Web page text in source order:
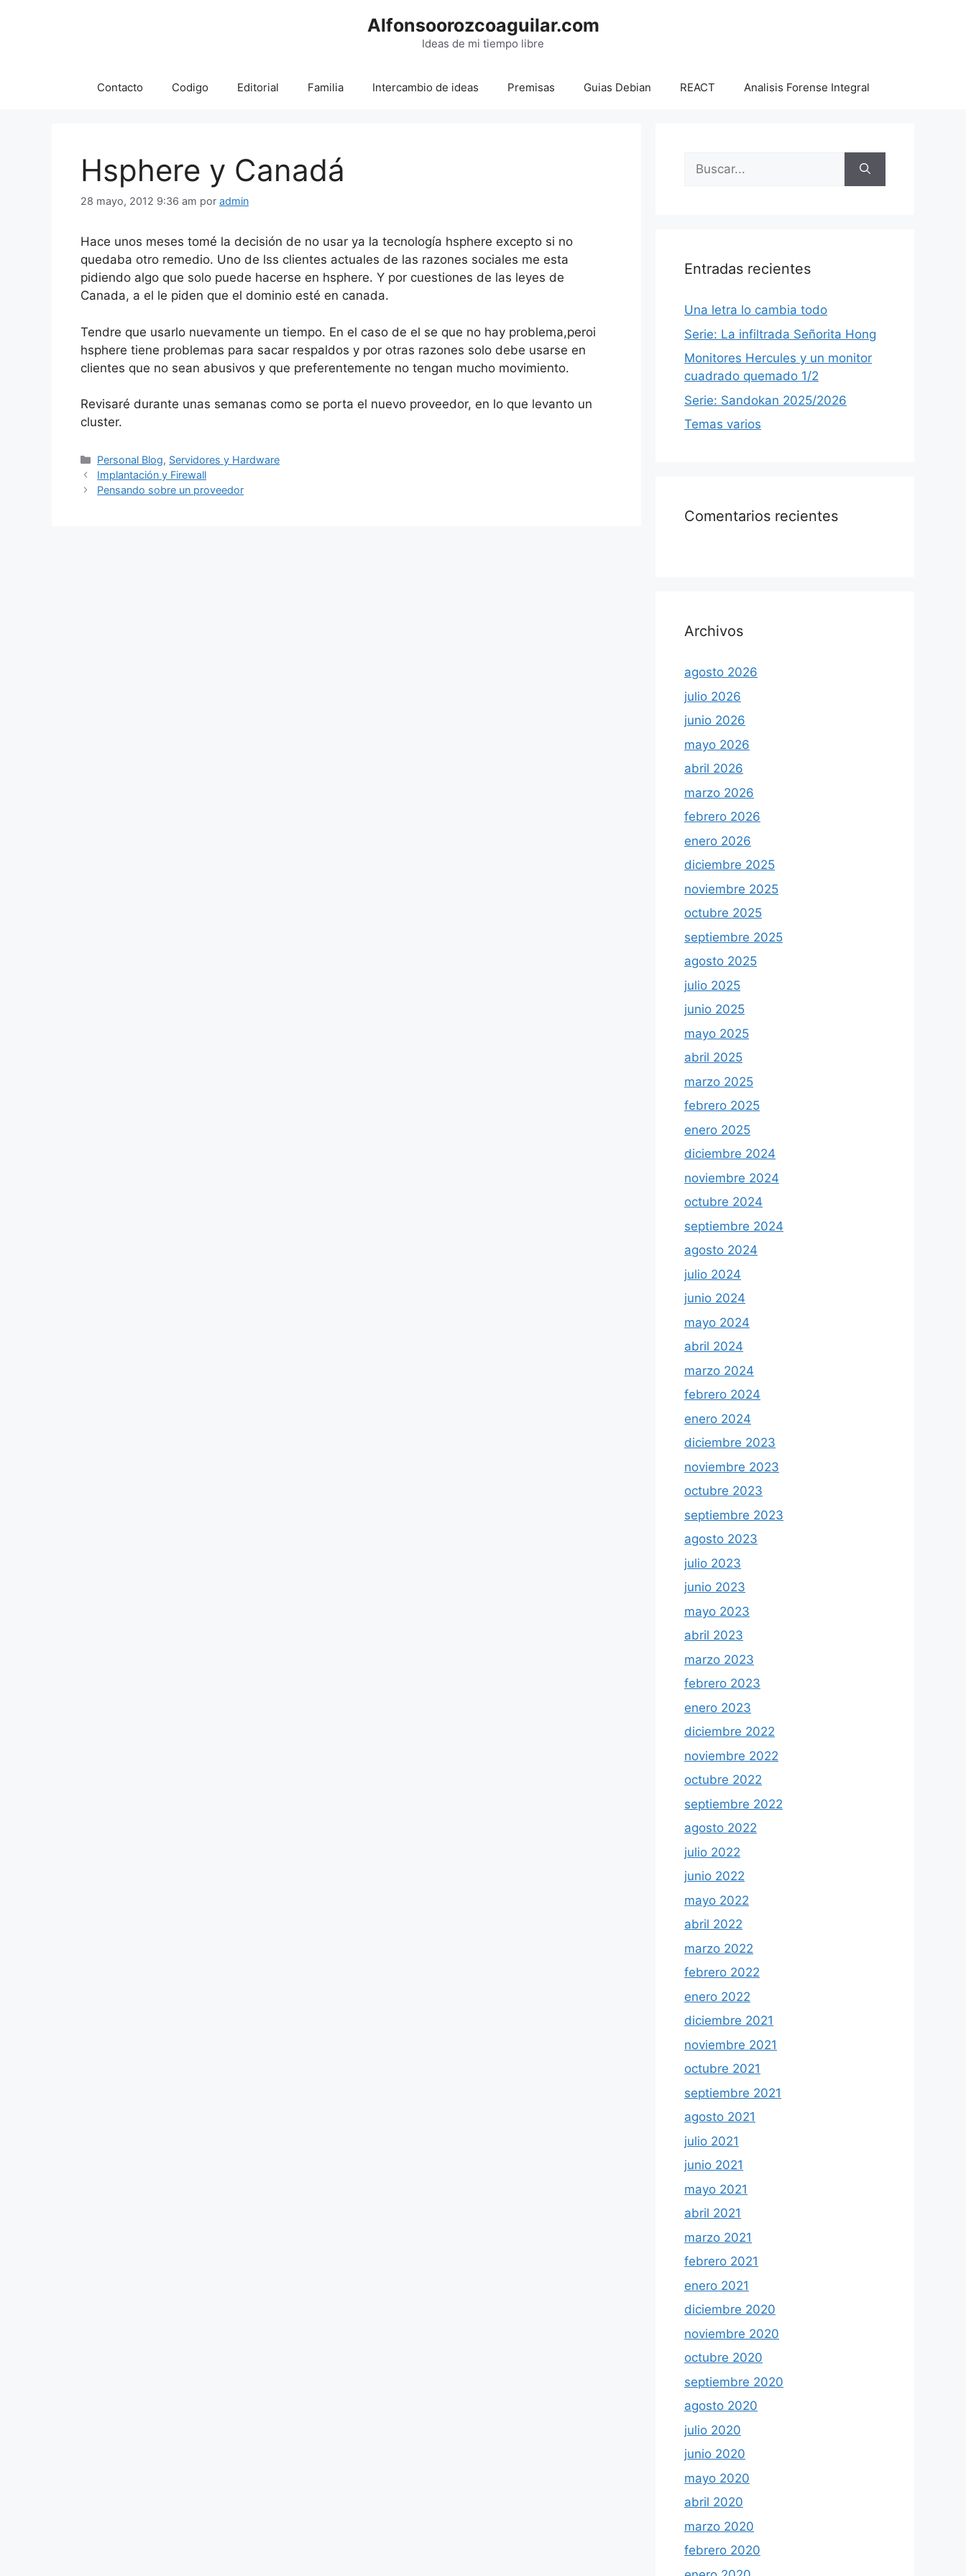
Alfonsoorozcoaguilar.com
Ideas de mi tiempo libre
Contacto Codigo Editorial Familia Intercambio de ideas Premisas Guias Debian REACT Analisis Forense Integral
Hsphere y Canadá
28 mayo, 2012 9:36 am por admin
Hace unos meses tomé la decisión de no usar ya la tecnología hsphere excepto si no
quedaba otro remedio. Uno de lss clientes actuales de las razones sociales me esta
pidiendo algo que solo puede hacerse en hsphere. Y por cuestiones de las leyes de
Canada, a el le piden que el dominio esté en canada.
Tendre que usarlo nuevamente un tiempo. En el caso de el se que no hay problema,peroi
hsphere tiene problemas para sacar respaldos y por otras razones solo debe usarse en
clientes que no sean abusivos y que preferentemente no tengan mucho movimiento.
Revisaré durante unas semanas como se porta el nuevo proveedor, en lo que levanto un
cluster.
Categorías
Personal Blog, Servidores y Hardware
Implantación y Firewall
Pensando sobre un proveedor
Buscar:
Entradas recientes
Una letra lo cambia todo
Serie: La infiltrada Señorita Hong
Monitores Hercules y un monitor
cuadrado quemado 1/2
Serie: Sandokan 2025/2026
Temas varios
Comentarios recientes
Archivos
agosto 2026
julio 2026
junio 2026
mayo 2026
abril 2026
marzo 2026
febrero 2026
enero 2026
diciembre 2025
noviembre 2025
octubre 2025
septiembre 2025
agosto 2025
julio 2025
junio 2025
mayo 2025
abril 2025
marzo 2025
febrero 2025
enero 2025
diciembre 2024
noviembre 2024
octubre 2024
septiembre 2024
agosto 2024
julio 2024
junio 2024
mayo 2024
abril 2024
marzo 2024
febrero 2024
enero 2024
diciembre 2023
noviembre 2023
octubre 2023
septiembre 2023
agosto 2023
julio 2023
junio 2023
mayo 2023
abril 2023
marzo 2023
febrero 2023
enero 2023
diciembre 2022
noviembre 2022
octubre 2022
septiembre 2022
agosto 2022
julio 2022
junio 2022
mayo 2022
abril 2022
marzo 2022
febrero 2022
enero 2022
diciembre 2021
noviembre 2021
octubre 2021
septiembre 2021
agosto 2021
julio 2021
junio 2021
mayo 2021
abril 2021
marzo 2021
febrero 2021
enero 2021
diciembre 2020
noviembre 2020
octubre 2020
septiembre 2020
agosto 2020
julio 2020
junio 2020
mayo 2020
abril 2020
marzo 2020
febrero 2020